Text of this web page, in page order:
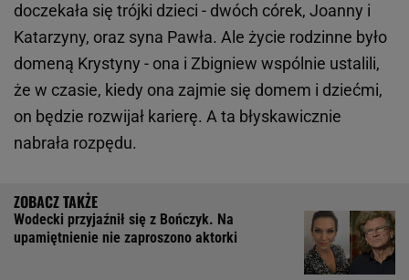
doczekała się trójki dzieci - dwóch córek, Joanny i
Katarzyny, oraz syna Pawła. Ale życie rodzinne było
domeną Krystyny - ona i Zbigniew wspólnie ustalili,
że w czasie, kiedy ona zajmie się domem i dziećmi,
on będzie rozwijał karierę. A ta błyskawicznie
nabrała rozpędu.
Wodecki przyjaźnił się z Bończyk. Na
upamiętnienie nie zaproszono aktorki